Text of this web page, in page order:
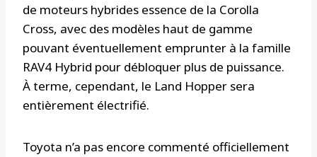
de moteurs hybrides essence de la Corolla
Cross, avec des modèles haut de gamme
pouvant éventuellement emprunter à la famille
RAV4 Hybrid pour débloquer plus de puissance.
À terme, cependant, le Land Hopper sera
entièrement électrifié.
Toyota n’a pas encore commenté officiellement